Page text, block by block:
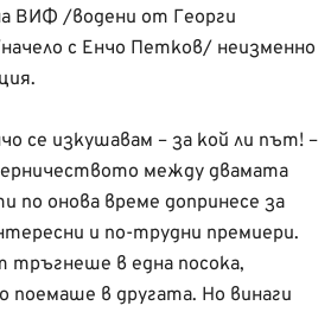
ВИФ /водени от Георги
с Енчо Петков/ неизменно
се изкушавам – за кой ли път! –
между двамата
по онова време допринесе за
и по-трудни премиери.
в една посока,
поемаше в другата. Но винаги